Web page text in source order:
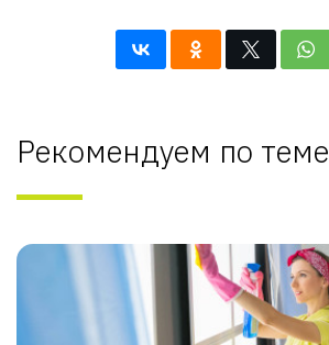
Рекомендуем по теме